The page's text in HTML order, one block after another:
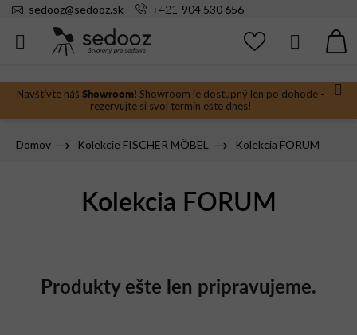
Prejsť
Navštívte náš Showroom! Showroom je dostupný len po dohode -
rezervujte si svoj termín ešte dnes!
sedooz@sedooz.sk +421 904 530 656
Hľadať
Domov Kolekcie FISCHER MÖBEL Kolekcia FORUM
Kolekcia FORUM
Produkty ešte len pripravujeme.